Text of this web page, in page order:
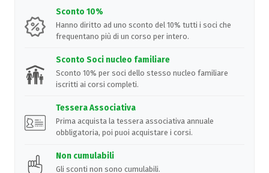
Sconto 10%
Hanno diritto ad uno sconto del 10% tutti i soci che
frequentano più di un corso per intero.
Sconto Soci nucleo familiare
Sconto 10% per soci dello stesso nucleo familiare
iscritti ai corsi completi.
Tessera Associativa
Prima acquista la tessera associativa annuale
obbligatoria, poi puoi acquistare i corsi.
Non cumulabili
Gli sconti non sono cumulabili.